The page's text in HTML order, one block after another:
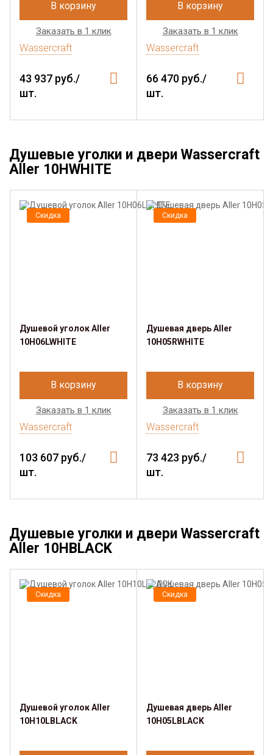
В корзину
Заказать в 1 клик
Wassercraft
43 937 руб./
шт.
В корзину
Заказать в 1 клик
Wassercraft
66 470 руб./
шт.
Душевые уголки и двери Wassercraft
Aller 10HWHITE
Скидка
Душевой уголок Aller
10H06LWHITE
В корзину
Заказать в 1 клик
Wassercraft
103 607 руб./
шт.
Скидка
Душевая дверь Aller
10H05RWHITE
В корзину
Заказать в 1 клик
Wassercraft
73 423 руб./
шт.
Душевые уголки и двери Wassercraft
Aller 10HBLACK
Скидка
Душевой уголок Aller
10H10LBLACK
Скидка
Душевая дверь Aller
10H05LBLACK